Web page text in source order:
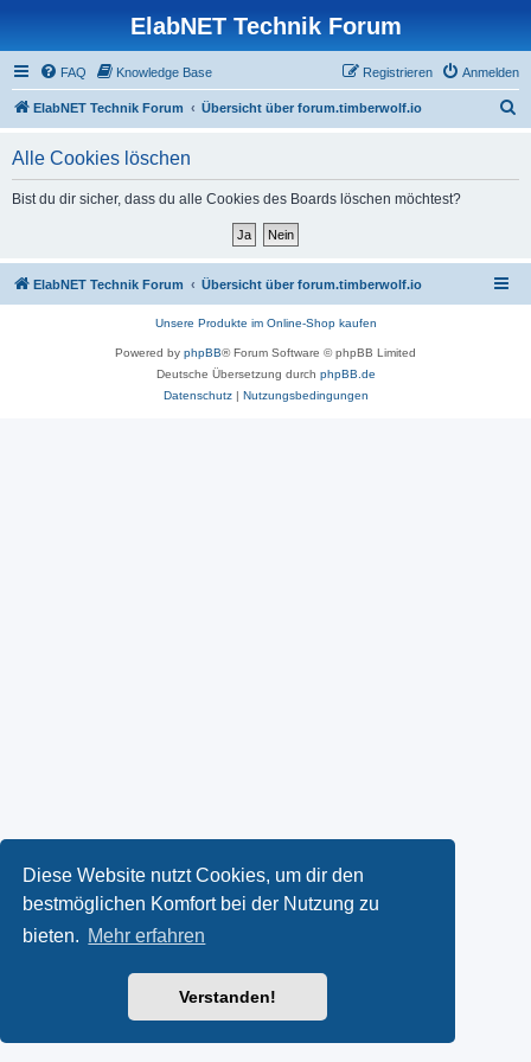
Diese Website nutzt Cookies, um dir den
bestmöglichen Komfort bei der Nutzung zu
bieten. Mehr erfahren
Verstanden!
ElabNET Technik Forum
FAQ Knowledge Base Anmelden
Registrieren
ElabNET Technik Forum Übersicht über forum.timberwolf.io
Alle Cookies löschen
Bist du dir sicher, dass du alle Cookies des Boards löschen möchtest?
ElabNET Technik Forum Übersicht über forum.timberwolf.io
Unsere Produkte im Online-Shop kaufen
Powered by phpBB® Forum Software © phpBB Limited
Deutsche Übersetzung durch phpBB.de
Datenschutz| Nutzungsbedingungen